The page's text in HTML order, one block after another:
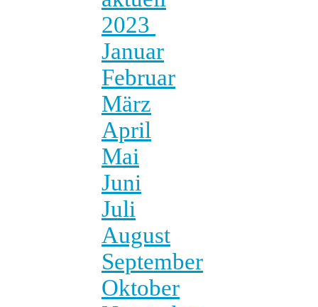
2023
Januar
Februar
März
April
Mai
Juni
Juli
August
September
Oktober